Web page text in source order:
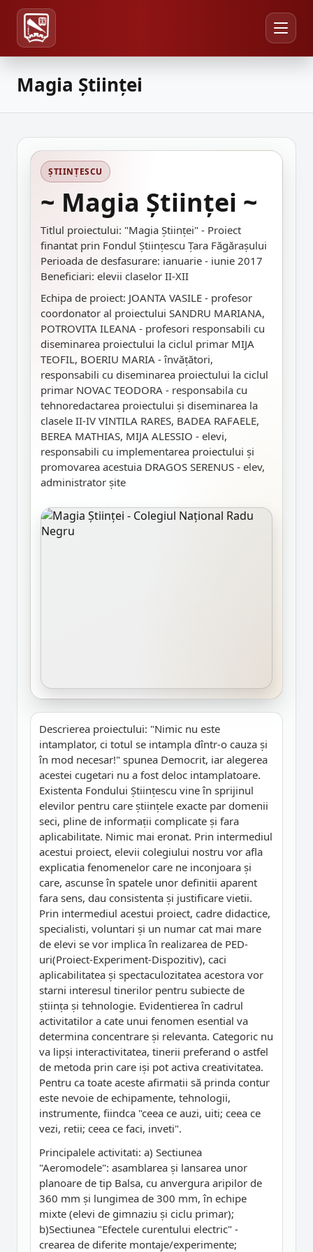
Magia Științei
ȘTIINȚESCU
~ Magia Științei ~
Titlul proiectului: "Magia Științei" - Proiect
finantat prin Fondul Științescu Țara Făgărașului
Perioada de desfasurare: ianuarie - iunie 2017
Beneficiari: elevii claselor II-XII
Echipa de proiect: JOANTA VASILE - profesor
coordonator al proiectului SANDRU MARIANA,
POTROVITA ILEANA - profesori responsabili cu
diseminarea proiectului la ciclul primar MIJA
TEOFIL, BOERIU MARIA - învățători,
responsabili cu diseminarea proiectului la ciclul
primar NOVAC TEODORA - responsabila cu
tehnoredactarea proiectului și diseminarea la
clasele II-IV VINTILA RARES, BADEA RAFAELE,
BEREA MATHIAS, MIJA ALESSIO - elevi,
responsabili cu implementarea proiectului și
promovarea acestuia DRAGOS SERENUS - elev,
administrator șite
Descrierea proiectului: "Nimic nu este
intamplator, ci totul se intampla dîntr-o cauza și
în mod necesar!" spunea Democrit, iar alegerea
acestei cugetari nu a fost deloc intamplatoare.
Existenta Fondului Științescu vine în sprijinul
elevilor pentru care științele exacte par domenii
seci, pline de informații complicate și fara
aplicabilitate. Nimic mai eronat. Prin intermediul
acestui proiect, elevii colegiului nostru vor afla
explicatia fenomenelor care ne inconjoara și
care, ascunse în spatele unor definitii aparent
fara sens, dau consistenta și justificare vietii.
Prin intermediul acestui proiect, cadre didactice,
specialisti, voluntari și un numar cat mai mare
de elevi se vor implica în realizarea de PED-
uri(Proiect-Experiment-Dispozitiv), caci
aplicabilitatea și spectaculozitatea acestora vor
starni interesul tinerilor pentru subiecte de
știința și tehnologie. Evidentierea în cadrul
activitatilor a cate unui fenomen esential va
determina concentrare și relevanta. Categoric nu
va lipși interactivitatea, tinerii preferand o astfel
de metoda prin care iși pot activa creativitatea.
Pentru ca toate aceste afirmatii să prinda contur
este nevoie de echipamente, tehnologii,
instrumente, fiindca "ceea ce auzi, uiti; ceea ce
vezi, retii; ceea ce faci, inveti".
Principalele activitati: a) Sectiunea
"Aeromodele": asamblarea și lansarea unor
planoare de tip Balsa, cu anvergura aripilor de
360 mm și lungimea de 300 mm, în echipe
mixte (elevi de gimnaziu și ciclu primar);
b)Sectiunea "Efectele curentului electric" -
crearea de diferite montaje/experimente;